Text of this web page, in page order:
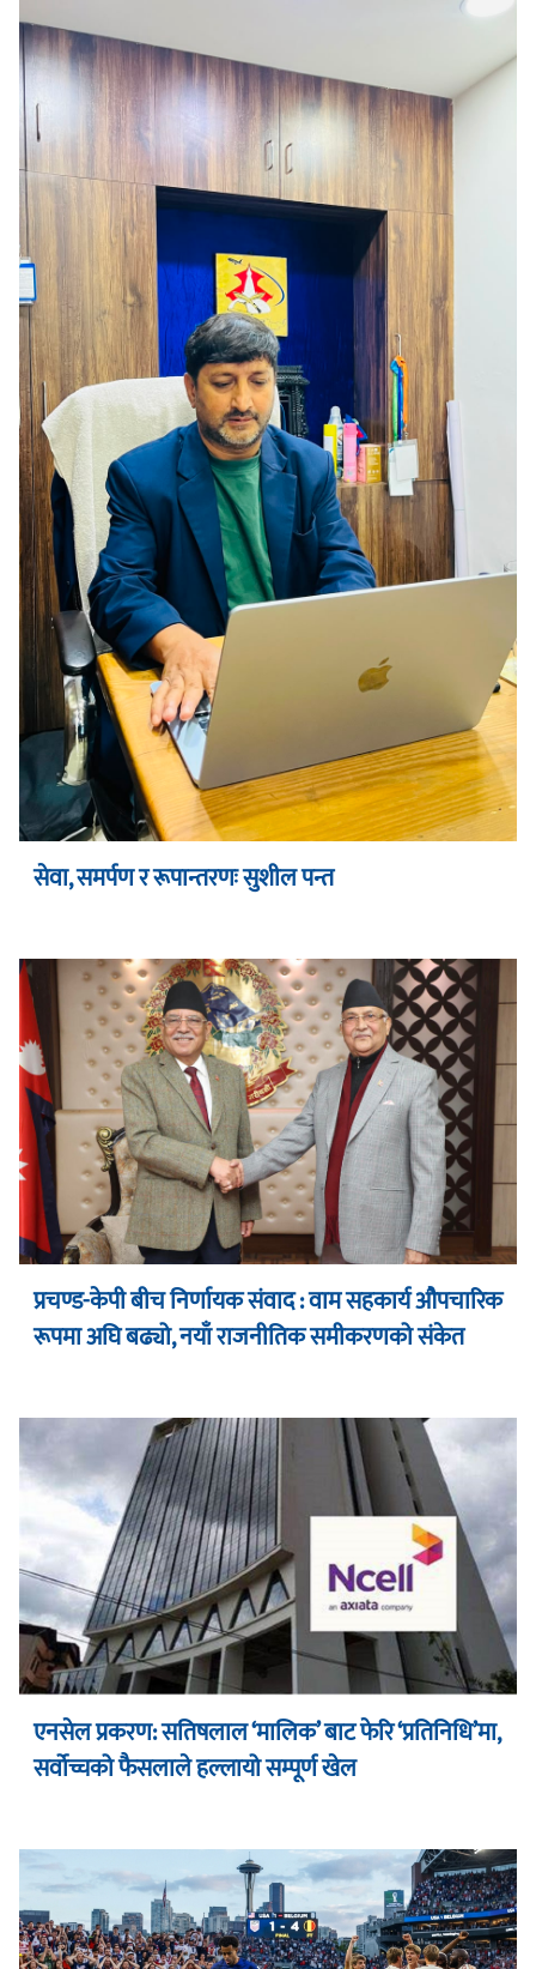
सेवा, समर्पण र रूपान्तरणः सुशील पन्त
प्रचण्ड-केपी बीच निर्णायक संवाद : वाम सहकार्य औपचारिक
रूपमा अघि बढ्यो, नयाँ राजनीतिक समीकरणको संकेत
एनसेल प्रकरण: सतिषलाल ‘मालिक’ बाट फेरि ‘प्रतिनिधि’मा,
सर्वोच्चको फैसलाले हल्लायो सम्पूर्ण खेल